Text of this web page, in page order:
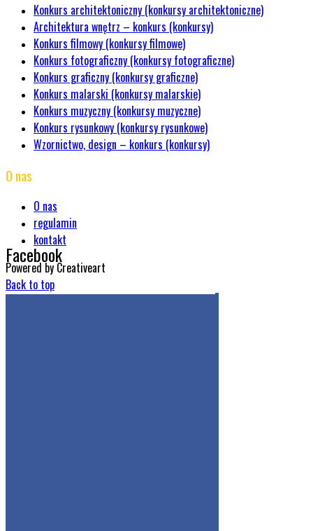
Konkurs architektoniczny (konkursy architektoniczne)
Architektura wnętrz – konkurs (konkursy)
Konkurs filmowy (konkursy filmowe)
Konkurs fotograficzny (konkursy fotograficzne)
Konkurs graficzny (konkursy graficzne)
Konkurs malarski (konkursy malarskie)
Konkurs muzyczny (konkursy muzyczne)
Konkurs rysunkowy (konkursy rysunkowe)
Wzornictwo, design – konkurs (konkursy)
O nas
O nas
regulamin
kontakt
Powered by Creativeart
Back to top
Facebook
Get the Facebook Likebox Slider Pro for WordPress